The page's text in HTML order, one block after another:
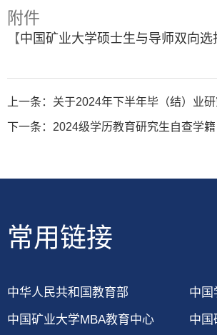
附件
【中国矿业大学硕士生与导师双向
上一条： 关于2024年下半年毕（结）业
下一条： 2024级学历教育研究生自查学
常用链接
中华人民共和国教育部
中国
中国矿业大学MBA教育中心
中国